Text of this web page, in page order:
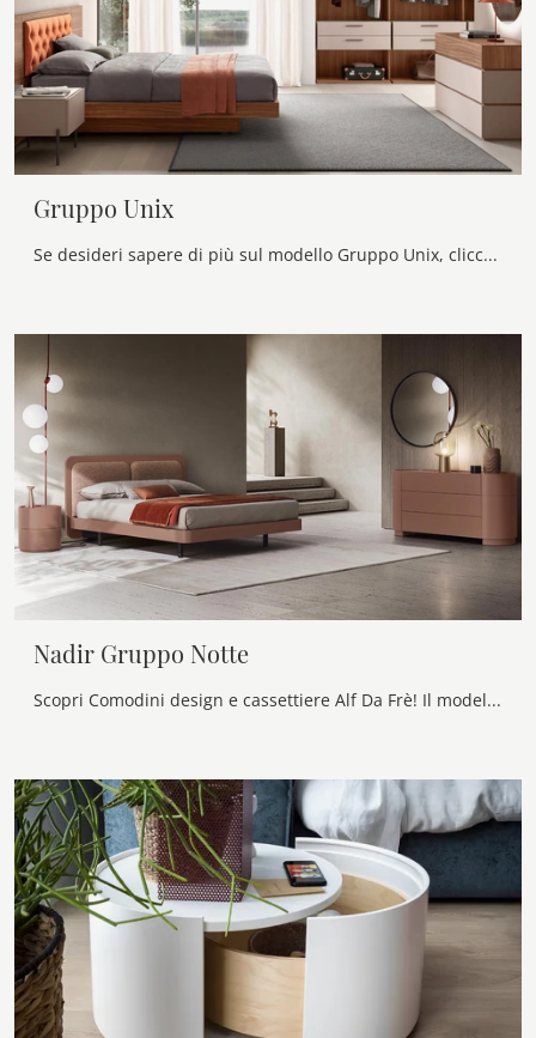
Gruppo Unix
Se desideri sapere di più sul modello Gruppo Unix, clicca e scopri i Comodini e comò Maronese ideali per la tua zona notte.
Nadir Gruppo Notte
Scopri Comodini design e cassettiere Alf Da Frè! Il modello Nadir Gruppo Notte costruito in laccato opaco è la soluzione ottimale.